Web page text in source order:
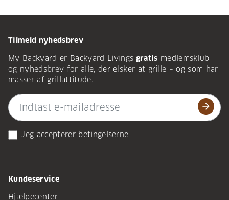
Tilmeld nyhedsbrev
My Backyard er Backyard Livings gratis medlemsklub
og nyhedsbrev for alle, der elsker at grille – og som har
masser af grillattitude.
arrow_forward
Jeg accepterer betingelserne
Kundeservice
Hjælpecenter